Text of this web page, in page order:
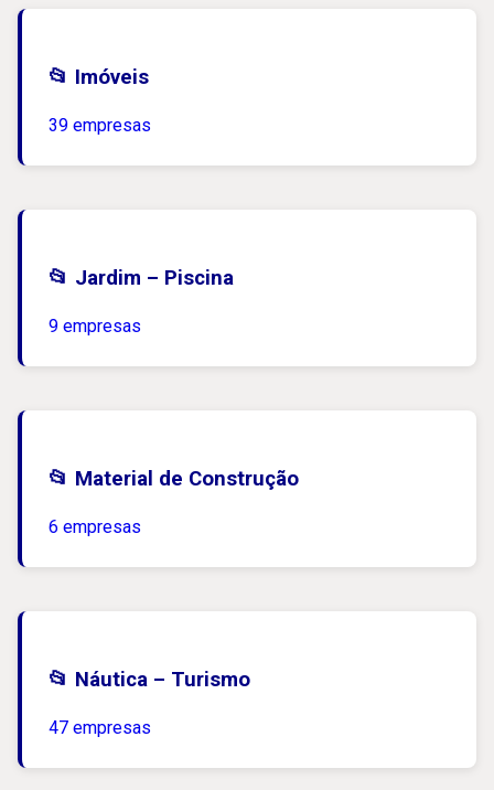
📂 Imóveis
39 empresas
📂 Jardim – Piscina
9 empresas
📂 Material de Construção
6 empresas
📂 Náutica – Turismo
47 empresas